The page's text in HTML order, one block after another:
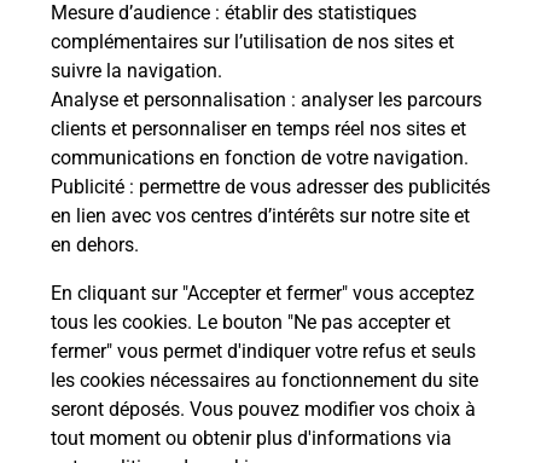
Mesure d’audience : établir des statistiques
complémentaires sur l’utilisation de nos sites et
suivre la navigation.
Analyse et personnalisation : analyser les parcours
clients et personnaliser en temps réel nos sites et
communications en fonction de votre navigation.
Publicité : permettre de vous adresser des publicités
en lien avec vos centres d’intérêts sur notre site et
en dehors.
En cliquant sur "Accepter et fermer" vous acceptez
tous les cookies. Le bouton "Ne pas accepter et
fermer" vous permet d'indiquer votre refus et seuls
les cookies nécessaires au fonctionnement du site
seront déposés. Vous pouvez modifier vos choix à
tout moment ou obtenir plus d'informations via
Comment La Poste participe-t-elle
à votre sécurité au quotidien ?
Puis-je passer mon code de la route
avec La Poste et sous quelles
conditions ?
Localiser Liste Haute-Corse MOITA